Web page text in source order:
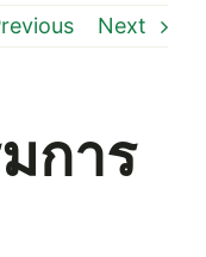
Next
การ